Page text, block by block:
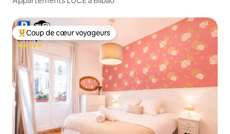
Coup de cœur voyageurs parmi les plus aimés
Coup de cœur voyageurs